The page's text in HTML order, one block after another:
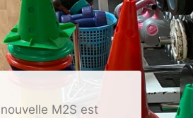
M2S est